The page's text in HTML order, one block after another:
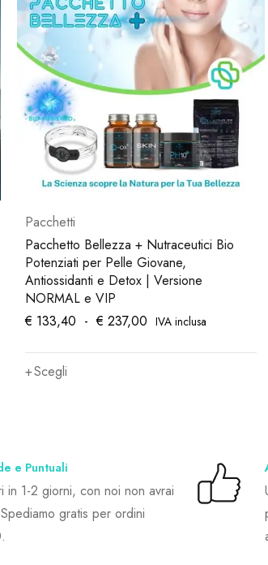
Pacchetti
Pacchetto Bellezza + Nutraceutici Bio
Potenziati per Pelle Giovane,
Antiossidanti e Detox | Versione
NORMAL e VIP
€ 133,40 - € 237,00 IVA inclusa
Scegli
e Puntuali
in 1-2 giorni, con noi non avrai
gratis per ordini